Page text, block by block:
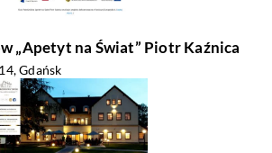
„Apetyt na Świat” Piotr Kaźnica
Gdańsk